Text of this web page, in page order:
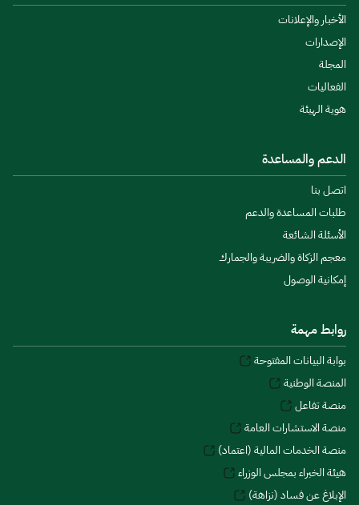
الأخبار والإعلانات
الإصدارات
المجلة
الفعاليات
هوية الهيئة
الدعم والمساعدة
اتصل بنا
طلبات المساعدة والدعم
الأسئلة الشائعة
معجم الزكاة والضريبة والجمارك
إمكانية الوصول
روابط مهمة
بوابة البيانات المفتوحة
المنصة الوطنية
منصة تفاعل
منصة الاستشارات العامة
منصة الخدمات المالية (اعتماد)
هيئة الخبراء بمجلس الوزراء
الإبلاغ عن فساد (نزاهة)